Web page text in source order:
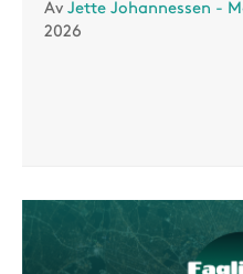
Av Jette Johannessen -
2026